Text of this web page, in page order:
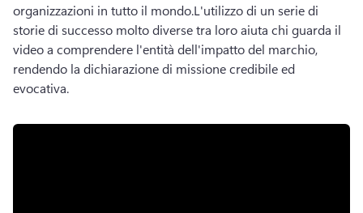
organizzazioni in tutto il mondo.L'utilizzo di un serie di
storie di successo molto diverse tra loro aiuta chi guarda il
video a comprendere l'entità dell'impatto del marchio,
rendendo la dichiarazione di missione credibile ed
evocativa.